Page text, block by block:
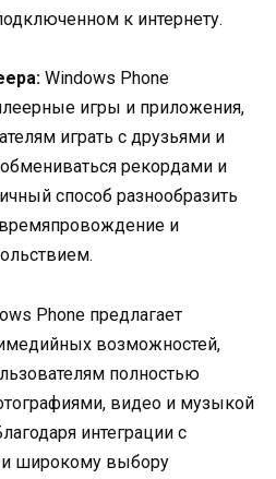
к интернету.
Windows Phone
игры и приложения,
играть с друзьями и
рекордами и
способ разнообразить
и
Phone предлагает
возможностей,
полностью
видео и музыкой
интеграции с
широкому выбору